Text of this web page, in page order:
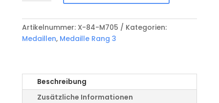
X-
84-
M705
Artikelnummer: X-84-M705
Kategorien:
Medaillen, Medaille Rang 3
Beschreibung
Zusätzliche Informationen